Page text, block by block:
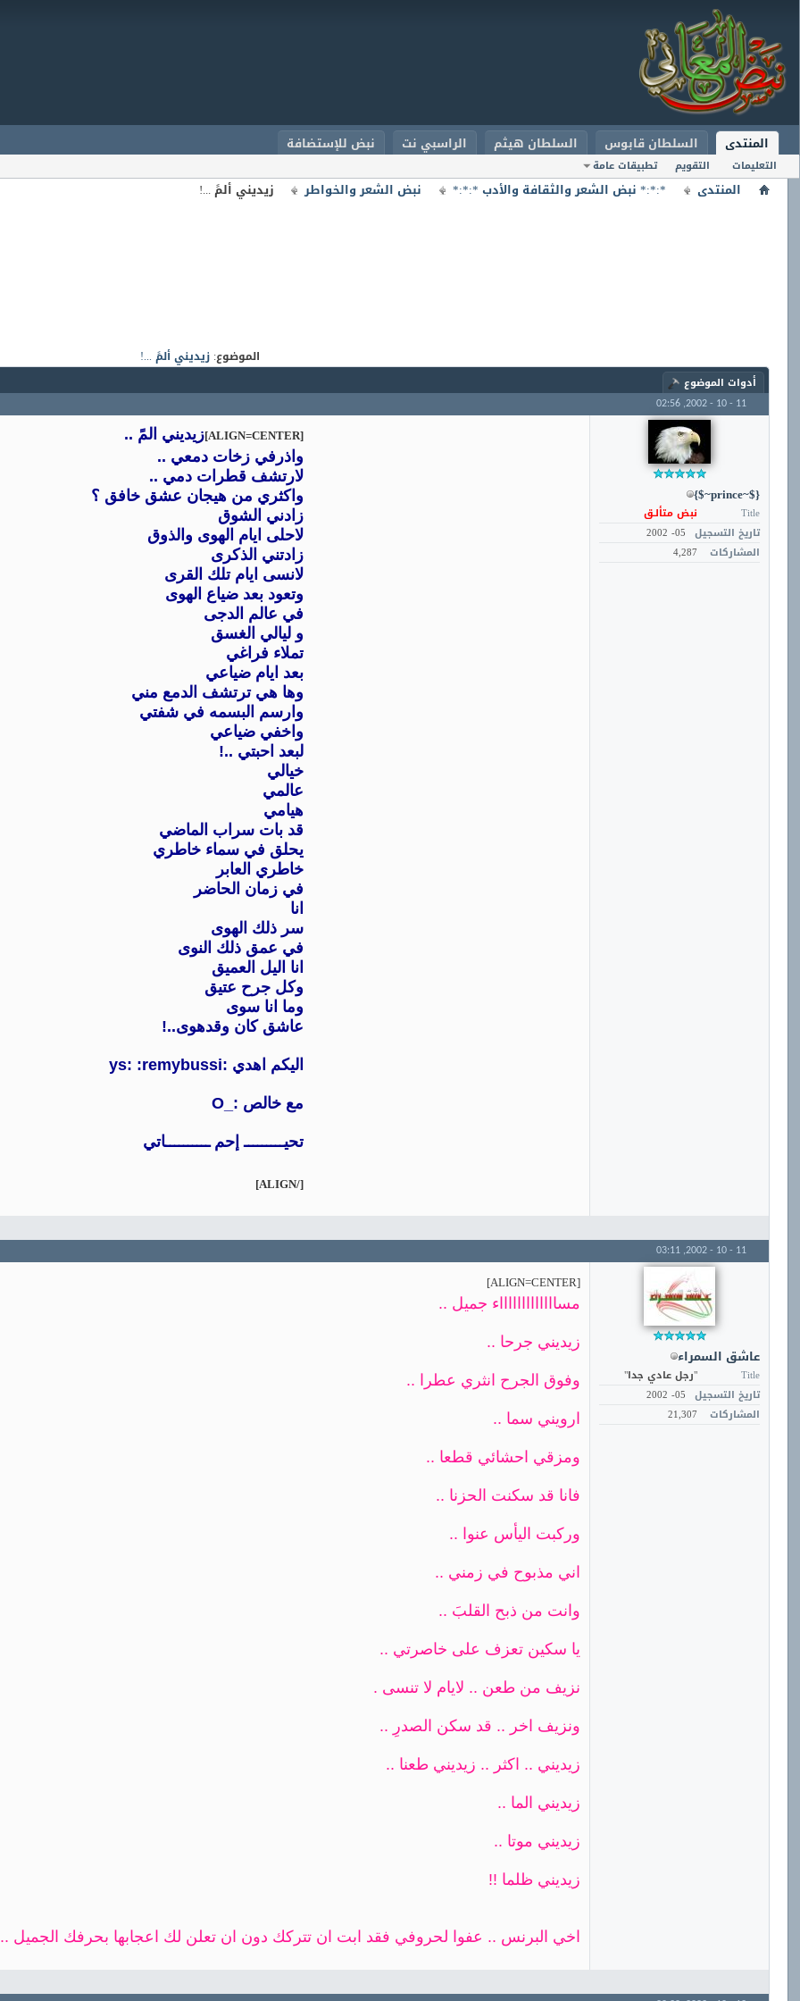
المنتدى
التعليمات التقويم تطبيقات عامة
السلطان قابوس السلطان هيثم الراسبي نت نبض للإستضافة
المنتدى *:*:* نبض الشعر والثقافة والأدب *:*:* نبض الشعر والخواطر زيديني ألمً ...!
الموضوع: زيديني ألمً ...!
أدوات الموضوع
11 - 10 - 2002,
02:56
{$~prince~$}
Title
نبض متألـق
تاريخ التسجيل 05- 2002
المشاركات
4,287
[ALIGN=CENTER]
زيديني المً ..
واذرفي زخات دمعي ..
لارتشف قطرات دمي ..
واكثري من هيجان عشق خافق ؟
زادني الشوق
لاحلى ايام الهوى والذوق
زادتني الذكرى
لانسى ايام تلك القرى
وتعود بعد ضياع الهوى
في عالم الدجى
و ليالي الغسق
تملاء فراغي
بعد ايام ضياعي
وها هي ترتشف الدمع مني
وارسم البسمه في شفتي
واخفي ضياعي
لبعد احبتي ..!
خيالي
عالمي
هيامي
قد بات سراب الماضي
يحلق في سماء خاطري
خاطري العابر
في زمان الحاضر
انا
سر ذلك الهوى
في عمق ذلك النوى
انا اليل العميق
وكل جرح عتيق
وما انا سوى
عاشق كان وقدهوى..!
اليكم اهدي :ys: :remybussi
مع خالص :_O
تحيـــــــــ إحم ــــــــــاتي
[/ALIGN]
11 - 10 - 2002,
03:11
عاشق السمراء
Title
"رجل عادي جدا"
تاريخ التسجيل 05- 2002
المشاركات
21,307
[ALIGN=CENTER]
مساااااااااااااء جميل ..
زيديني جرحا ..
وفوق الجرح انثري عطرا ..
ارويني سما ..
ومزقي احشائي قطعا ..
فانا قد سكنت الحزنا ..
وركبت اليأس عنوا ..
اني مذبوح في زمني ..
وانت من ذبح القلبَ ..
يا سكين تعزف على خاصرتي ..
نزيف من طعن .. لايام لا تنسى .
ونزيف اخر .. قد سكن الصدرِ ..
زيديني .. اكثر .. زيديني طعنا ..
زيديني الما ..
زيديني موتا ..
زيديني ظلما !!
اخي البرنس .. عفوا لحروفي فقد ابت ان تتركك دون ان تعلن لك اعجابها بحرفك